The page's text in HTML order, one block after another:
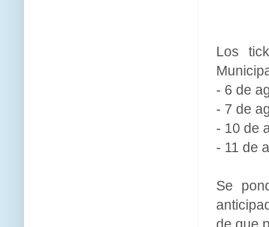
Los
- 6 de
- 7 de
- 10 de
- 11 de
Se